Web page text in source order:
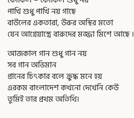
পাখি শুধু পাখি নয় গাছে
বাউলের একতারা, উরুর অস্থির মতো
যেন আগ্নেয়াস্ত্রে বারুদের মজ্জা মিশে আছে ।
আজকাল গান শুধু গান নয়
সব গান অভিমান
প্রানের চিৎকার বলে ক্রুদ্ধ মনে হয়
এরকম বাংলাদেশ কখনো দেখেনি কেউ
তুমিই তার প্রথম অতিথি।